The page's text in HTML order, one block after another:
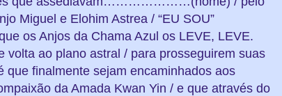
Miguel e Elohim Astrea / “EU SOU”
os Anjos da Chama Azul os LEVE, LEVE.
volta ao plano astral / para prosseguirem suas
que finalmente sejam encaminhados aos
da Amada Kwan Yin / e que através do